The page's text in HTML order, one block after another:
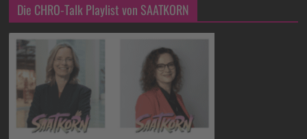
Die CHRO-Talk Playlist von SAATKORN